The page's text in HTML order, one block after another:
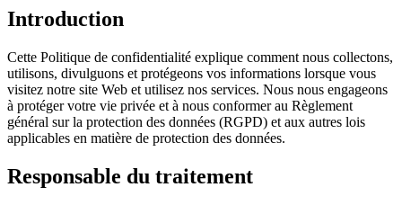
Introduction
Cette Politique de confidentialité explique comment nous collectons,
utilisons, divulguons et protégeons vos informations lorsque vous
visitez notre site Web et utilisez nos services. Nous nous engageons
à protéger votre vie privée et à nous conformer au Règlement
général sur la protection des données (RGPD) et aux autres lois
applicables en matière de protection des données.
Responsable du traitement